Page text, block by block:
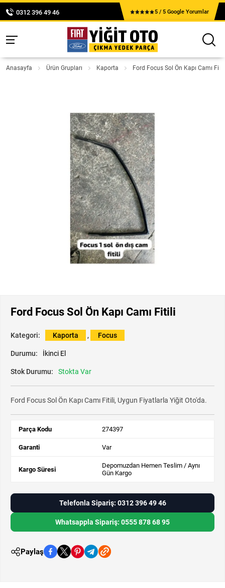
0312 396 49 46 5 / 5 Google Yorumlar
Anasayfa Ürün Grupları Kaporta Ford Focus Sol Ön Kapı Camı Fitili
Ford Focus Sol Ön Kapı Camı Fitili
Kategori: Kaporta , Focus
Durumu: İkinci El
Stok Durumu: Stokta Var
Ford Focus Sol Ön Kapı Camı Fitili, Uygun Fiyatlarla Yiğit Oto'da.
Parça Kodu 274397
Garanti Var
Kargo Süresi
Depomuzdan Hemen Teslim / Aynı
Gün Kargo
Telefonla Sipariş: 0312 396 49 46
Whatsappla Sipariş: 0555 878 68 95
Paylaş